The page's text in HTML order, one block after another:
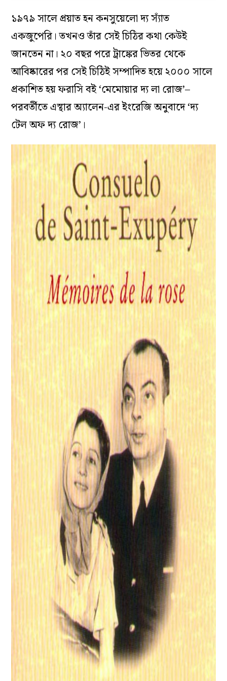
১৯৭৯ সালে প্রয়াত হন কনসুয়েলো দ্য স্যাঁত
একজুপেরি। তখনও তাঁর সেই চিঠির কথা কেউই
জানতেন না। ২০ বছর পরে ট্রাঙ্কের ভিতর থেকে
আবিষ্কারের পর সেই চিঠিই সম্পাদিত হয়ে ২০০০ সালে
প্রকাশিত হয় ফরাসি বই ‘মেমোয়ার দ্য লা রোজ’–
পরবর্তীতে এস্থার অ্যালেন-এর ইংরেজি অনুবাদে ‘দ্য
টেল অফ দ্য রোজ’।